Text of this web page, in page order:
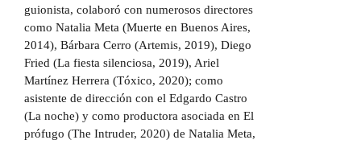
guionista, colaboró con numerosos directores
como Natalia Meta (Muerte en Buenos Aires,
2014), Bárbara Cerro (Artemis, 2019), Diego
Fried (La fiesta silenciosa, 2019), Ariel
Martínez Herrera (Tóxico, 2020); como
asistente de dirección con el Edgardo Castro
(La noche) y como productora asociada en El
prófugo (The Intruder, 2020) de Natalia Meta,